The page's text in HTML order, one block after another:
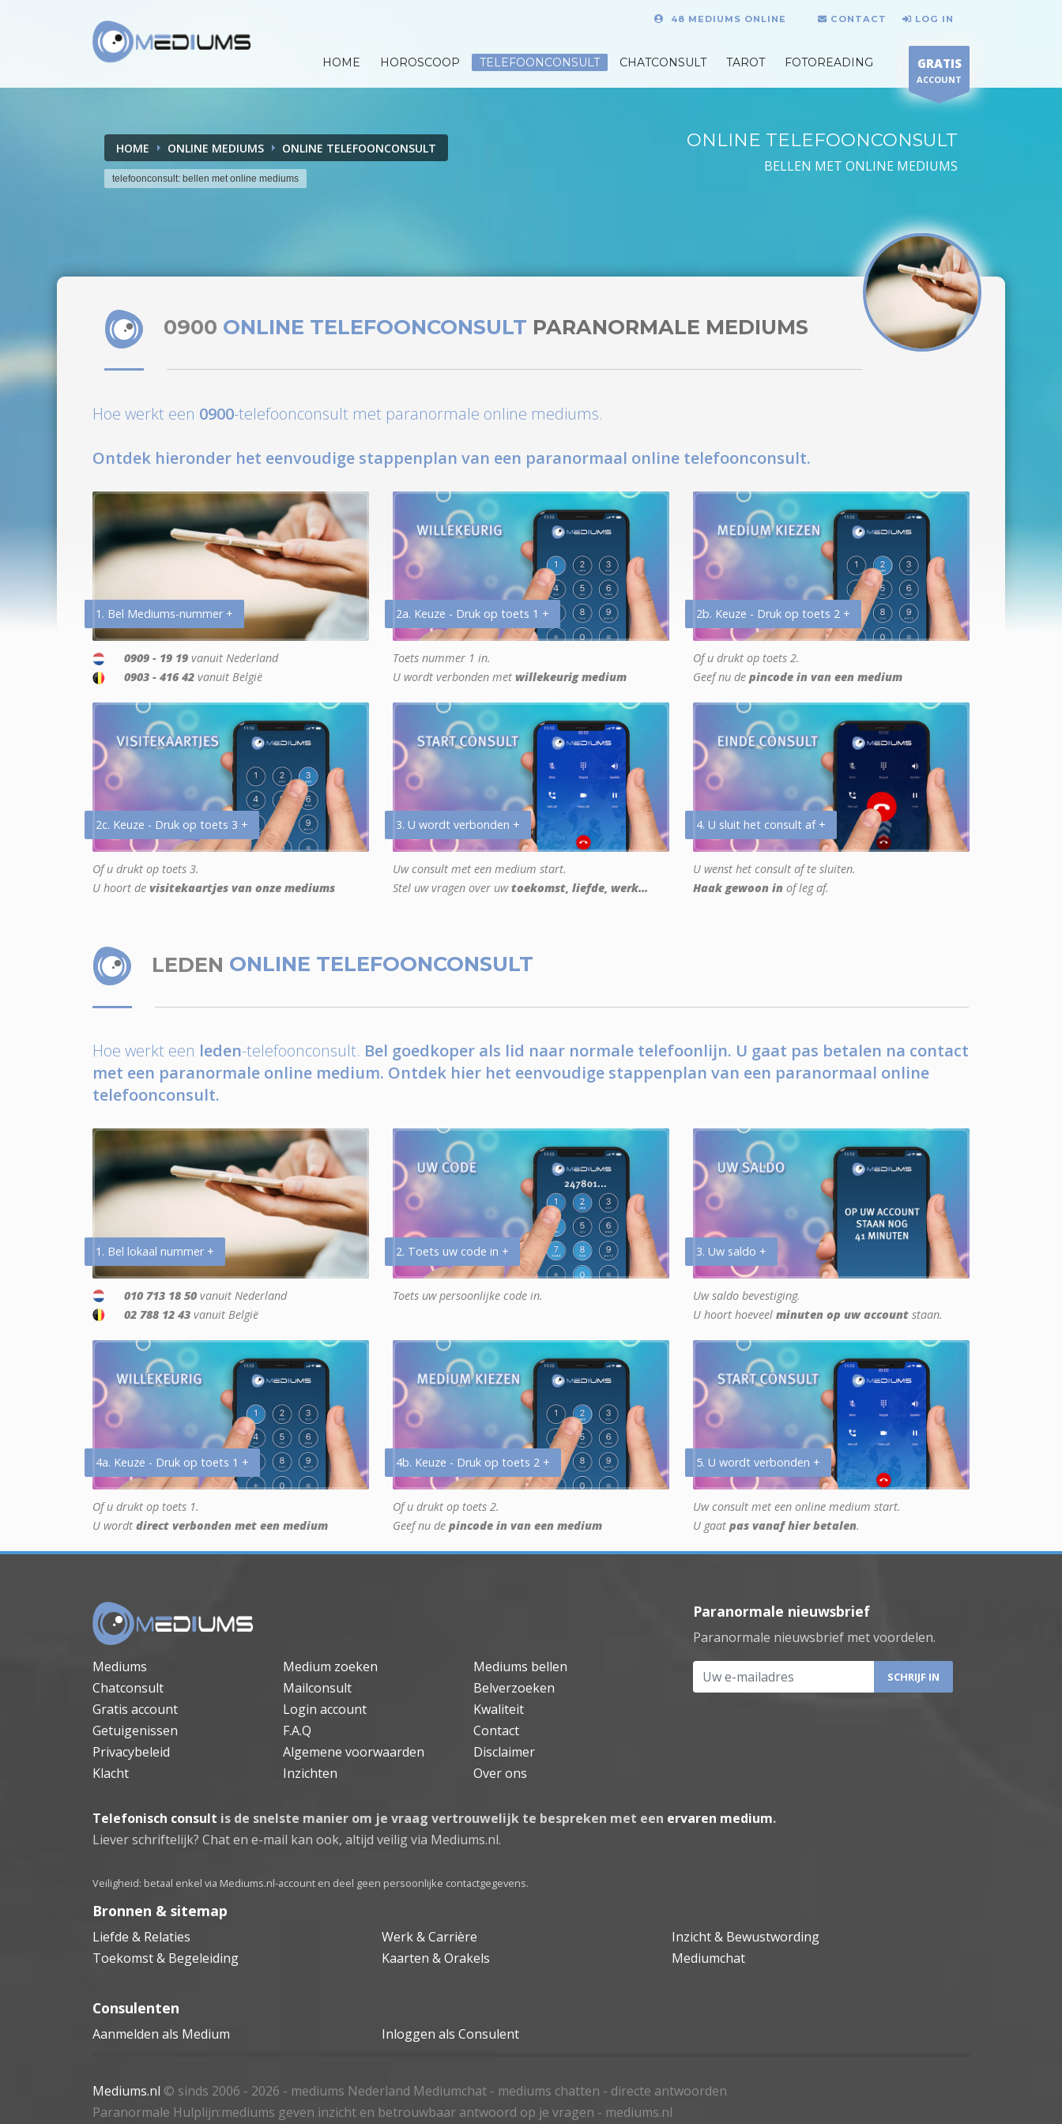
48 MEDIUMS ONLINE CONTACT LOG IN
HOME HOROSCOOP TELEFOONCONSULT CHATCONSULT TAROT FOTOREADING GRATIS
ACCOUNT
HOME ONLINE MEDIUMS ONLINE TELEFOONCONSULT
telefoonconsult: bellen met online mediums
ONLINE TELEFOONCONSULT
BELLEN MET ONLINE MEDIUMS
0900 ONLINE TELEFOONCONSULT PARANORMALE MEDIUMS
Hoe werkt een 0900-telefoonconsult met paranormale online mediums.
Ontdek hieronder het eenvoudige stappenplan van een paranormaal online telefoonconsult.
1. Bel Mediums-nummer +
0909 - 19 19 vanuit Nederland
0903 - 416 42 vanuit België
2a. Keuze - Druk op toets 1 +
Toets nummer 1 in.
U wordt verbonden met willekeurig medium
2b. Keuze - Druk op toets 2 +
Of u drukt op toets 2.
Geef nu de pincode in van een medium
2c. Keuze - Druk op toets 3 +
Of u drukt op toets 3.
U hoort de visitekaartjes van onze mediums
3. U wordt verbonden +
Uw consult met een medium start.
Stel uw vragen over uwtoekomst, liefde, werk...
4. U sluit het consult af +
U wenst het consult af te sluiten.
Haak gewoon in of leg af.
LEDEN ONLINE TELEFOONCONSULT
Hoe werkt een leden-telefoonconsult. Bel goedkoper als lid naar normale telefoonlijn. U gaat pas betalen na contact
met een paranormale online medium. Ontdek hier het eenvoudige stappenplan van een paranormaal online
telefoonconsult.
1. Bel lokaal nummer +
010 713 18 50 vanuit Nederland
02 788 12 43 vanuit België
2. Toets uw code in +
Toets uw persoonlijke code in.
3. Uw saldo +
Uw saldo bevestiging.
U hoort hoeveel minuten op uw account staan.
4a. Keuze - Druk op toets 1 +
Of u drukt op toets 1.
U wordt direct verbonden met een medium
4b. Keuze - Druk op toets 2 +
Of u drukt op toets 2.
Geef nu de pincode in van een medium
5. U wordt verbonden +
Uw consult met een online medium start.
U gaat pas vanaf hier betalen.
Mediums Medium zoeken
Mediums bellen
Chatconsult
Mailconsult
Belverzoeken
Gratis account
Login account
Kwaliteit
Getuigenissen
F.A.Q
Contact
Privacybeleid
Algemene voorwaarden
Disclaimer
Klacht
Inzichten Over ons
Paranormale nieuwsbrief
Paranormale nieuwsbrief met voordelen.
Uw e-mailadres
Telefonisch consult is de snelste manier om je vraag vertrouwelijk te bespreken met een ervaren medium.
Liever schriftelijk? Chat en e-mail kan ook, altijd veilig via Mediums.nl.
Veiligheid: betaal enkel via Mediums.nl-account en deel geen persoonlijke contactgegevens.
Bronnen & sitemap
Liefde & Relaties Werk & Carrière
Inzicht & Bewustwording
Toekomst & Begeleiding
Kaarten & Orakels Mediumchat
Consulenten
Aanmelden als Medium Inloggen als Consulent
Mediums.nl © sinds 2006 - 2026 - mediums Nederland Mediumchat - mediums chatten - directe antwoorden
Paranormale Hulplijn:mediums geven inzicht en betrouwbaar antwoord op je vragen - mediums.nl